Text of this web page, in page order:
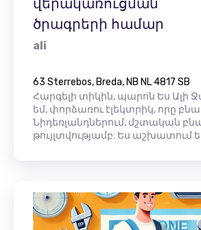
վերակառուցման
ծրագրերի համար
ali
63 Sterrebos, Breda, NB NL 4817 SB
Հարգելի տիկին, պարոն Ես Ալի
եմ, փորձառու էլեկտրիկ, որը
Նիդեռլանդներում, մշտական
թույլտվությամբ: Ես աշխատում